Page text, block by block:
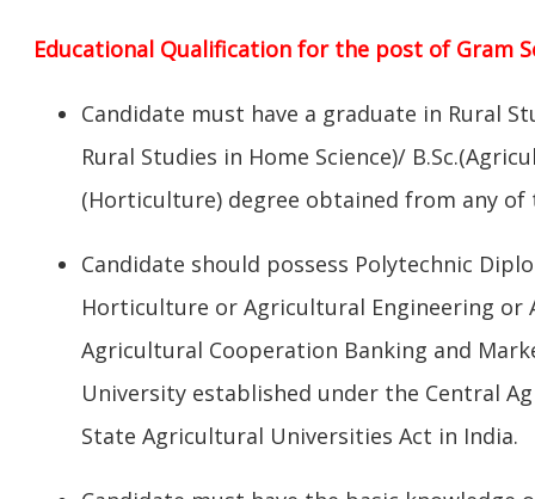
Educational Qualification for the post of Gram
Candidate must have a graduate in Rural
Rural Studies in Home Science)/
(Horticulture) degree obtained from any of
Candidate should possess Polytechnic
Horticulture or Agricultural Engineering or
Agricultural Cooperation Banking and
University established under the Central
State Agricultural Universities Act in India.